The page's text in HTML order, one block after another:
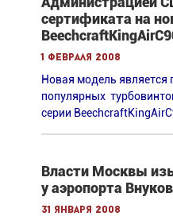
сертификата на
1 февраля 2008
Новая модель
популярных
серии
Власти Москвы
у аэропорта
31 января 2008